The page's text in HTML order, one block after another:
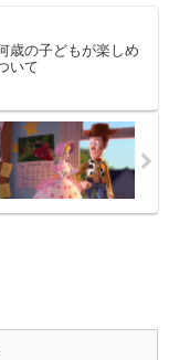
歳の子どもが楽しめ
いて